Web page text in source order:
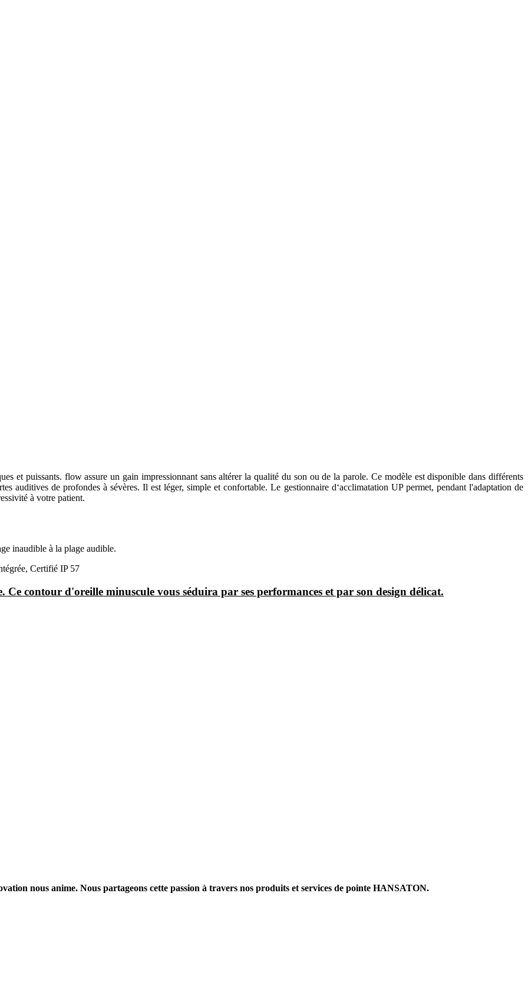
et puissants. flow assure un gain impressionnant sans altérer la qualité du son ou de la parole. Ce modèle est disponible dans différents
auditives de profondes à sévères. Il est léger, simple et confortable. Le gestionnaire d‘acclimatation UP permet, pendant l'adaptation de
à votre patient.
inaudible à la plage audible.
Certifié IP 57
contour d'oreille minuscule vous séduira par ses performances et par son design délicat.
nous anime. Nous partageons cette passion à travers nos produits et services de pointe HANSATON.